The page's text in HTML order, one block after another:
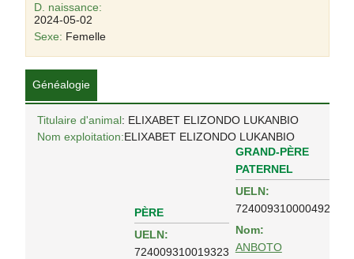
D. naissance:
2024-05-02
Sexe: Femelle
Généalogie
Titulaire d'animal: ELIXABET ELIZONDO LUKANBIO
Nom exploitation:ELIXABET ELIZONDO LUKANBIO
PÈRE
UELN:
724009310019323
GRAND-PÈRE
PATERNEL
UELN:
724009310000492
Nom:
ANBOTO